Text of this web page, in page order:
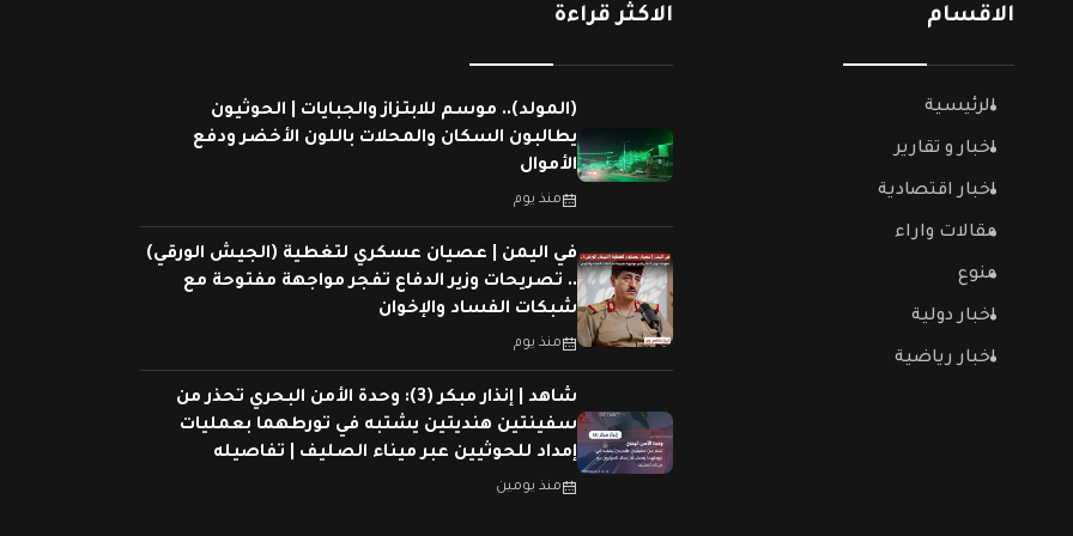
الاقسام
الرئيسية
اخبار و تقارير
اخبار اقتصادية
مقالات واراء
منوع
اخبار دولية
اخبار رياضية
الاكثر قراءة
(المولد).. موسم للابتزاز والجبايات | الحوثيون
يطالبون السكان والمحلات باللون الأخضر ودفع
الأموال
منذ يوم
في اليمن | عصيان عسكري لتغطية (الجيش الورقي)
.. تصريحات وزير الدفاع تفجر مواجهة مفتوحة مع
شبكات الفساد والإخوان
منذ يوم
شاهد | إنذار مبكر (3): وحدة الأمن البحري تحذر من
سفينتين هنديتين يشتبه في تورطهما بعمليات
إمداد للحوثيين عبر ميناء الصليف | تفاصيله
منذ يومين